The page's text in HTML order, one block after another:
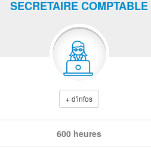
SECRETAIRE COMPTABLE
+ d'infos
600 heures